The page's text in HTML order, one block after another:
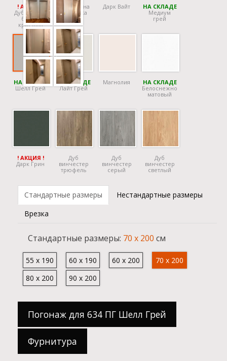
! АКЦИЯ !
Дуб Серена
белый
кристалл
Дуб Серена
керамика
Дарк Вайт
НА СКЛАДЕ
Медиум
грей
НА СКЛАДЕ
Шелл Грей
НА СКЛАДЕ
Лайт Грей
Магнолия
НА СКЛАДЕ
Белоснежно
матовый
! АКЦИЯ !
Дарк Грин
Дуб
винчестер
трюфель
Дуб
винчестер
серый
Дуб
винчестер
светлый
Стандартные размеры
Нестандартные размеры
Врезка
Cтандартные размеры: 70 x 200 см
55 x 190 60 x 190 60 x 200
70 x 200
80 x 200
90 x 200
Погонаж для 634 ПГ Шелл Грей
Фурнитура